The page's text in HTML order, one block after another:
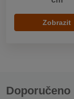
Zobrazit